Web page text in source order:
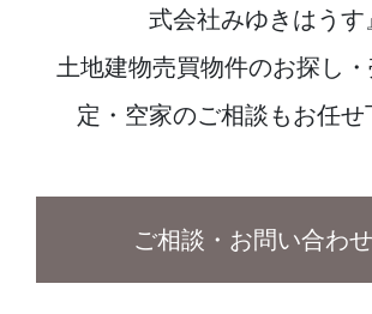
式会社みゆきはうす
土地建物売買物件のお探し
定・空家のご相談もお任せ
ご相談・お問い合わせ